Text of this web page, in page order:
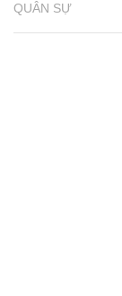
QUÂN SỰ